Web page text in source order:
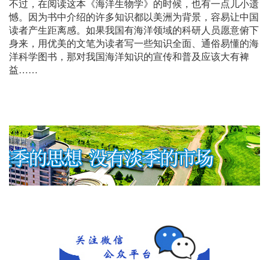
不过，在阅读这本《海洋生物学》的时候，也有一点儿小遗
憾。因为书中介绍的许多知识都以美洲为背景，容易让中国
读者产生距离感。如果我国有海洋领域的科研人员愿意俯下
身来，用优美的文笔为读者写一些知识全面、通俗易懂的海
洋科学图书，那对我国海洋知识的宣传和普及应该大有裨
益……